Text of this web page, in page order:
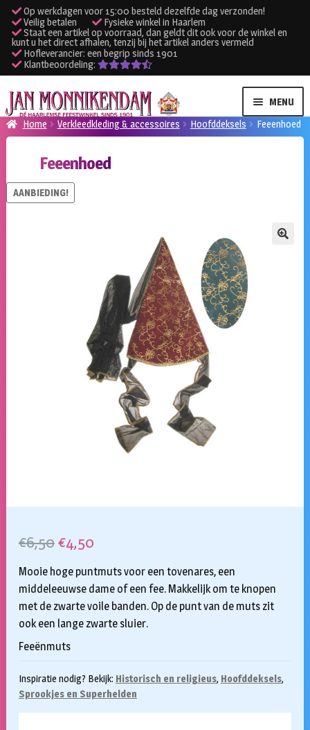
Op werkdagen voor 15:00 besteld dezelfde dag verzonden!
Veilig betalen
Fysieke winkel in Haarlem
Staat een artikel op voorraad, dan geldt dit ook voor de winkel en
kunt u het direct afhalen, tenzij bij het artikel anders vermeld
Hofleverancier: een begrip sinds 1901
Klantbeoordeling:
Ga
door
naar
Ga
naar
de
MENU
Verhuur apparatuur
Home Verkleedkleding & accessoires Hoofddeksels Feeenhoed
Feeenhoed
AANBIEDING!
€6,50Oorspronkelijke
prijs
was:
€6,50.
€4,50Huidige
prijs
is:
€4,50.
Mooie hoge puntmuts voor een tovenares, een
middeleeuwse dame of een fee. Makkelijk om te knopen
met de zwarte voile banden. Op de punt van de muts zit
ook een lange zwarte sluier.
Feeënmuts
Inspiratie nodig? Bekijk: Historisch en religieus, Hoofddeksels,
Sprookjes en Superhelden